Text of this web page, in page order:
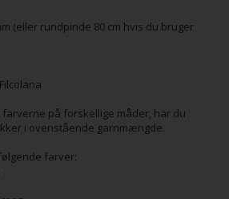
(eller rundpinde 80 cm hvis du bruger
på forskellige måder, har du
i ovenstående garnmængde.
farver: